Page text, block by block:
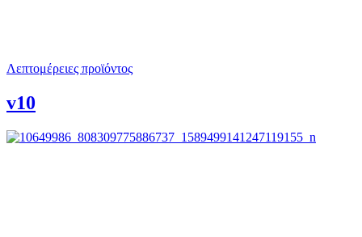
Λεπτομέρειες προϊόντος
v10